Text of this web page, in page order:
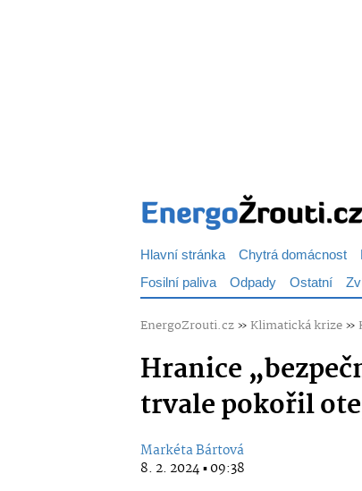
Hlavní stránka Chytrá domácnost
Fosilní paliva Odpady Ostatní
EnergoZrouti.cz»Klimatická krize»
Hranice
trvale pokořil
Markéta Bártová
8. 2. 2024 ▪ 09:38